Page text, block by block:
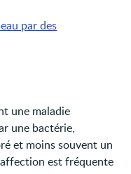
par des
une maladie
une bactérie,
et moins souvent un
est fréquente